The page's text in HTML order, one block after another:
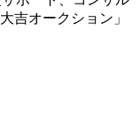
吉オークション」